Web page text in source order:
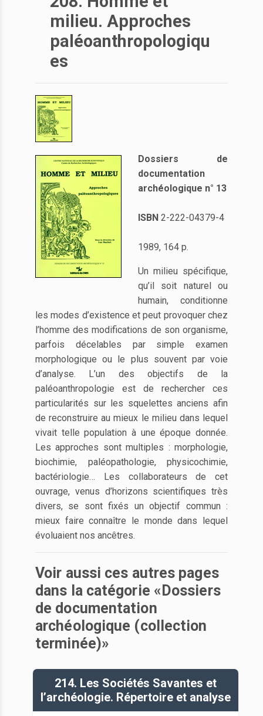
milieu. Approches
paléoanthropologiqu
es
Dossiers de
documentation
archéologique n° 13
ISBN 2-222-04379-4
1989, 164 p.
Un milieu spécifique,
qu’il soit naturel ou
humain, conditionne
les modes d’existence et peut provoquer chez
l’homme des modifications de son organisme,
parfois décelables par simple examen
morphologique ou le plus souvent par voie
d’analyse. L’un des objectifs de la
paléoanthropologie est de rechercher ces
particularités sur les squelettes anciens afin
de reconstruire au mieux le milieu dans lequel
vivait telle population à une époque donnée.
Les approches sont multiples : morphologie,
biochimie, paléopathologie, physicochimie,
bactériologie… Les collaborateurs de cet
ouvrage, venus d’horizons scientifiques très
divers, se sont fixés un objectif commun :
mieux faire connaître le monde dans lequel
évoluaient nos ancêtres.
Voir aussi ces autres pages
dans la catégorie «Dossiers
de documentation
archéologique (collection
terminée)»
214. Les Sociétés Savantes et
l’archéologie. Répertoire et analyse